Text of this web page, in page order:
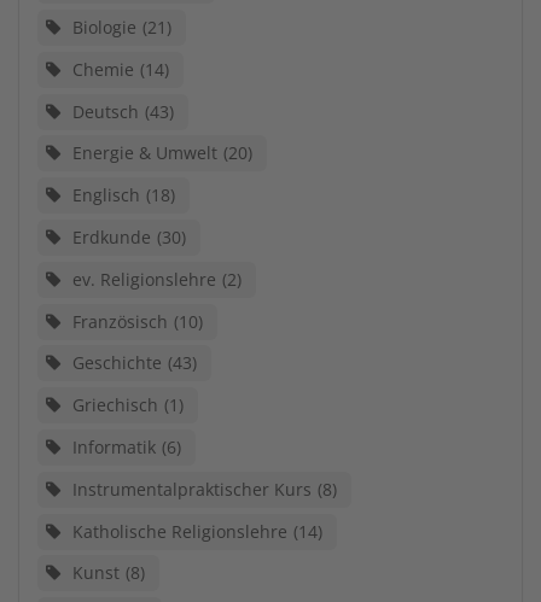
Biologie 21
Chemie 14
Deutsch 43
Energie & Umwelt 20
Englisch 18
Erdkunde 30
ev. Religionslehre 2
Französisch 10
Geschichte 43
Griechisch 1
Informatik 6
Instrumentalpraktischer Kurs 8
Katholische Religionslehre 14
Kunst 8